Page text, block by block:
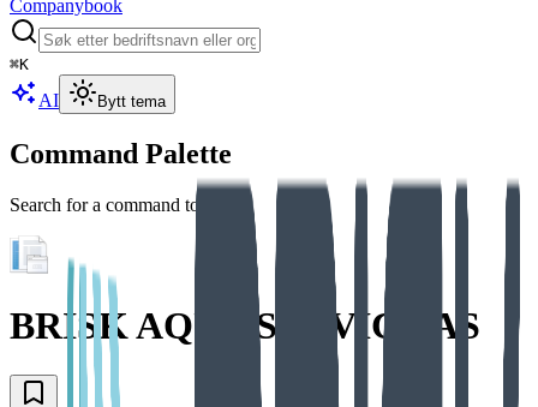
Companybook
⌘K
AI Bytt tema
Command Palette
Search for a command to run...
BRISK AQUA SERVICE AS